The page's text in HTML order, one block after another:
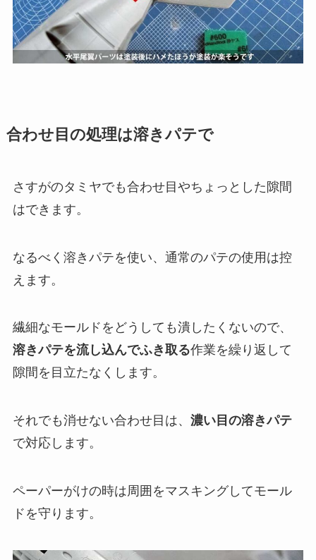
合わせ目の処理は溶きパテで
さすがのタミヤでも合わせ目やちょっとした隙間
はできます。
なるべく溶きパテを使い、通常のパテの使用は控
えます。
繊細なモールドをどうしても潰したくないので、
溶きパテを流し込んでふき取る作業を繰り返して
隙間を目立たなくします。
それでも消せない合わせ目は、 濃い目の溶きパテ
で対応します。
ペーパーがけの時は周囲をマスキングしてモール
ドを守ります。